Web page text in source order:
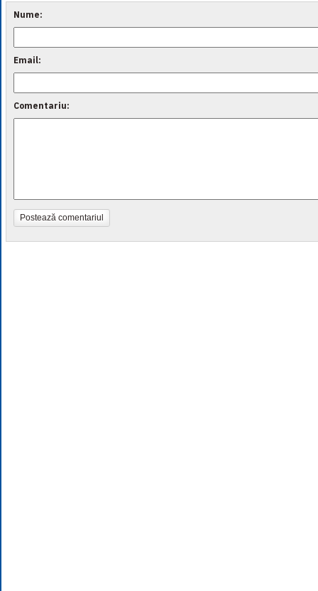
Nume:
Email:
Comentariu:
Postează comentariul